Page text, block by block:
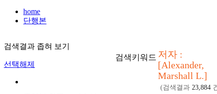
home
단행본
검색결과 좁혀 보기
선택해제
검색키워드 저자 :
[Alexander,
Marshall L.]
(검색결과 23,884